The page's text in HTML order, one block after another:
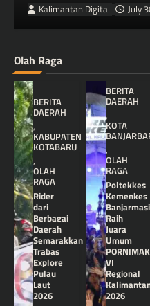
Kalimantan Digital July
Olah Raga
BERITA
DAERAH
,
KABUPATEN
KOTABARU
,
OLAH
RAGA
Rider
dari
Berbagai
Daerah
Semarakkan
Trabas
Explore
Pulau
Laut
2026
BERITA
DAERAH
,
KOTA
,
OLAH
RAGA
Poltekkes
Kemenkes
Raih
Juara
Umum
VI
Regional
2026